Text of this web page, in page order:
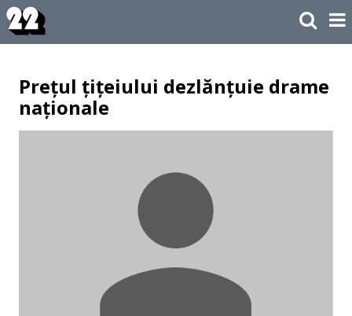
Prețul țițeiului dezlănțuie drame
naționale